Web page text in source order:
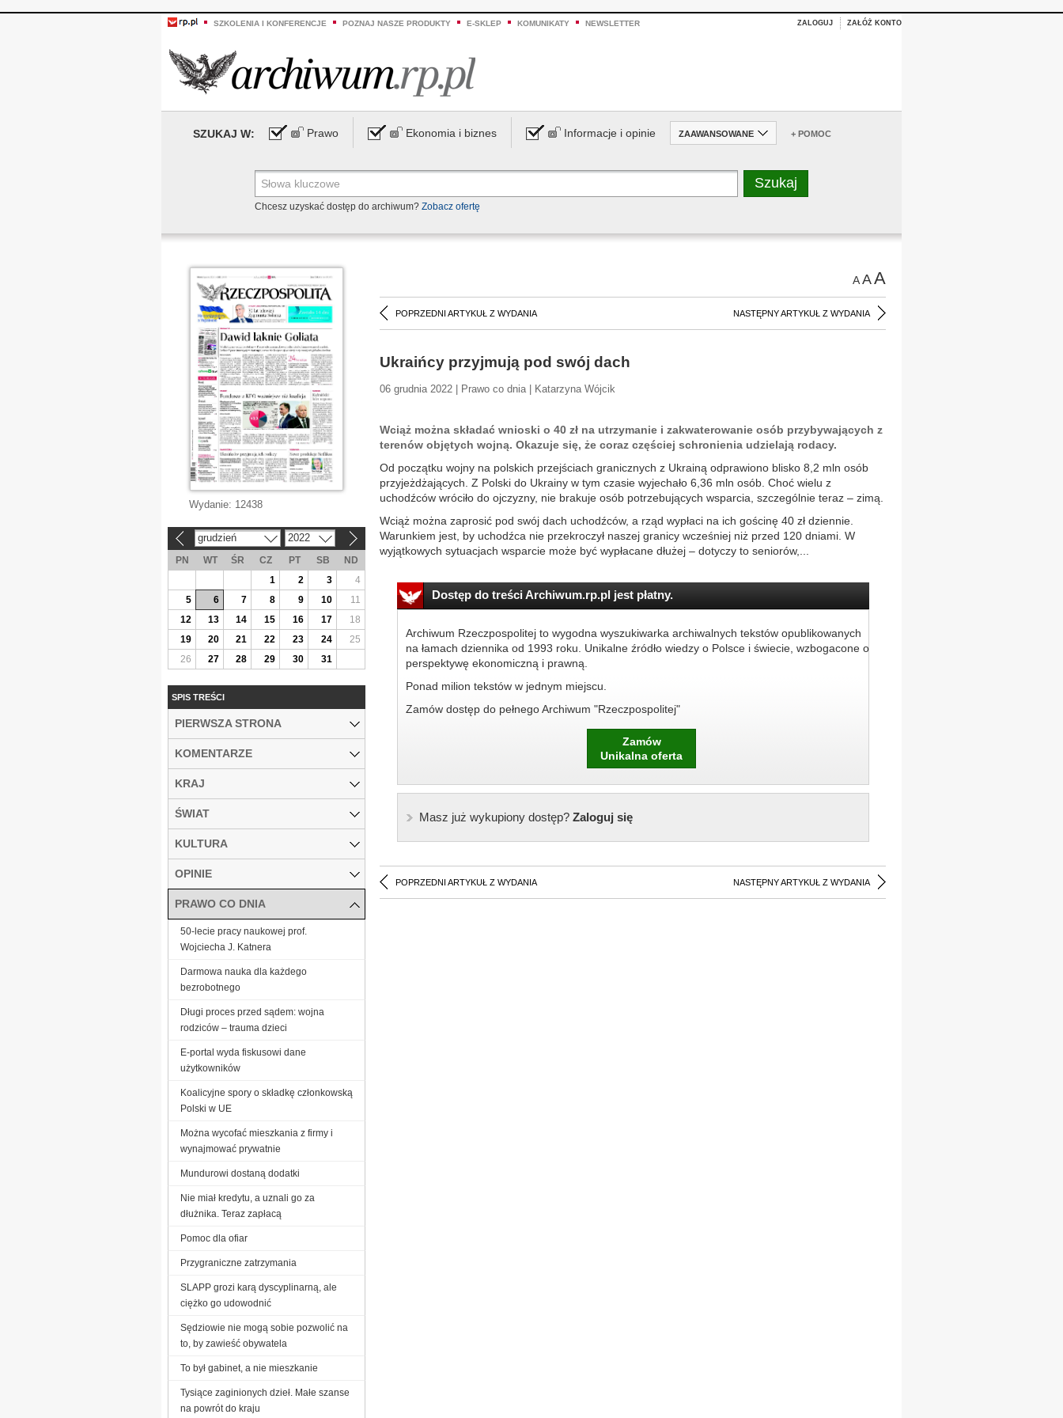
SZKOLENIA I KONFERENCJE POZNAJ NASZE PRODUKTY E-SKLEP KOMUNIKATY NEWSLETTER ZALOGUJ ZAŁÓŻ KONTO
SZUKAJ W: Prawo Ekonomia i biznes Informacje i opinie ZAAWANSOWANE + POMOC
Chcesz uzyskać dostęp do archiwum? Zobacz ofertę
AAA
POPRZEDNI ARTYKUŁ Z WYDANIA NASTĘPNY ARTYKUŁ Z WYDANIA
Ukraińcy przyjmują pod swój dach
06 grudnia 2022 | Prawo co dnia | Katarzyna Wójcik
Wciąż można składać wnioski o 40 zł na utrzymanie i zakwaterowanie osób przybywających z
terenów objętych wojną. Okazuje się, że coraz częściej schronienia udzielają rodacy.
Od początku wojny na polskich przejściach granicznych z Ukrainą odprawiono blisko 8,2 mln osób
przyjeżdżających. Z Polski do Ukrainy w tym czasie wyjechało 6,36 mln osób. Choć wielu z
uchodźców wróciło do ojczyzny, nie brakuje osób potrzebujących wsparcia, szczególnie teraz – zimą.
Wciąż można zaprosić pod swój dach uchodźców, a rząd wypłaci na ich gościnę 40 zł dziennie.
Warunkiem jest, by uchodźca nie przekroczył naszej granicy wcześniej niż przed 120 dniami. W
wyjątkowych sytuacjach wsparcie może być wypłacane dłużej – dotyczy to seniorów,...
Dostęp do treści Archiwum.rp.pl jest płatny.
Archiwum Rzeczpospolitej to wygodna wyszukiwarka archiwalnych tekstów opublikowanych
na łamach dziennika od 1993 roku. Unikalne źródło wiedzy o Polsce i świecie, wzbogacone o
perspektywę ekonomiczną i prawną.
Ponad milion tekstów w jednym miejscu.
Zamów dostęp do pełnego Archiwum "Rzeczpospolitej"
Zamów
Unikalna oferta
Masz już wykupiony dostęp?Zaloguj się
POPRZEDNI ARTYKUŁ Z WYDANIA NASTĘPNY ARTYKUŁ Z WYDANIA
Wydanie: 12438
grudzień 2022
PN WT ŚR CZ PT SB
ND
1
2 3
4
5
6 7 8 9 10
11
12
13 14 15 16 17
18
19
20 21 22 23 24
25
26
27 28 29 30 31
SPIS TREŚCI
PIERWSZA STRONA
KOMENTARZE
KRAJ
ŚWIAT
KULTURA
OPINIE
PRAWO CO DNIA
50-lecie pracy naukowej prof.
Wojciecha J. Katnera
Darmowa nauka dla każdego
bezrobotnego
Długi proces przed sądem: wojna
rodziców – trauma dzieci
E-portal wyda fiskusowi dane
użytkowników
Koalicyjne spory o składkę członkowską
Polski w UE
Można wycofać mieszkania z firmy i
wynajmować prywatnie
Mundurowi dostaną dodatki
Nie miał kredytu, a uznali go za
dłużnika. Teraz zapłacą
Pomoc dla ofiar
Przygraniczne zatrzymania
SLAPP grozi karą dyscyplinarną, ale
ciężko go udowodnić
Sędziowie nie mogą sobie pozwolić na
to, by zawieść obywatela
To był gabinet, a nie mieszkanie
Tysiące zaginionych dzieł. Małe szanse
na powrót do kraju